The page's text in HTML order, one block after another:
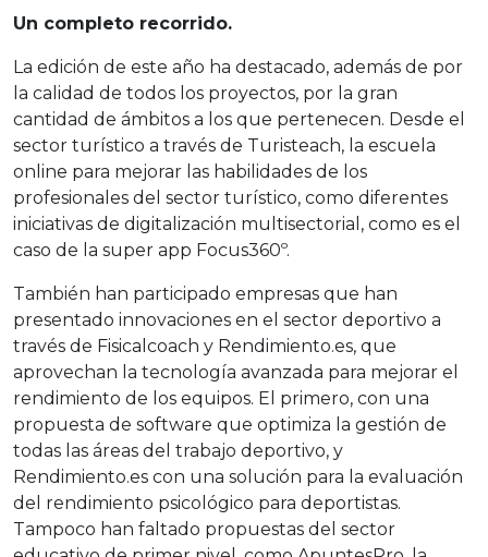
Un completo recorrido.
La edición de este año ha destacado, además de por
la calidad de todos los proyectos, por la gran
cantidad de ámbitos a los que pertenecen. Desde el
sector turístico a través de Turisteach, la escuela
online para mejorar las habilidades de los
profesionales del sector turístico, como diferentes
iniciativas de digitalización multisectorial, como es el
caso de la super app Focus360º.
También han participado empresas que han
presentado innovaciones en el sector deportivo a
través de Fisicalcoach y Rendimiento.es, que
aprovechan la tecnología avanzada para mejorar el
rendimiento de los equipos. El primero, con una
propuesta de software que optimiza la gestión de
todas las áreas del trabajo deportivo, y
Rendimiento.es con una solución para la evaluación
del rendimiento psicológico para deportistas.
Tampoco han faltado propuestas del sector